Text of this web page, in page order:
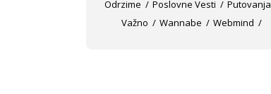
Odrzime
Poslovne Vesti
Putovanja
Važno
Wannabe Webmind